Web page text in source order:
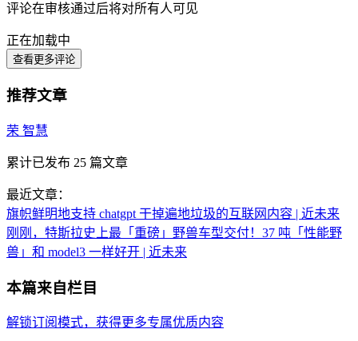
评论在审核通过后将对所有人可见
正在加载中
查看更多评论
推荐文章
荣 智慧
累计已发布 25 篇文章
最近文章：
旗帜鲜明地支持 chatgpt 干掉遍地垃圾的互联网内容 | 近未来
刚刚，特斯拉史上最「重磅」野兽车型交付！37 吨「性能野
兽」和 model3 一样好开 | 近未来
本篇来自栏目
解锁订阅模式，获得更多专属优质内容